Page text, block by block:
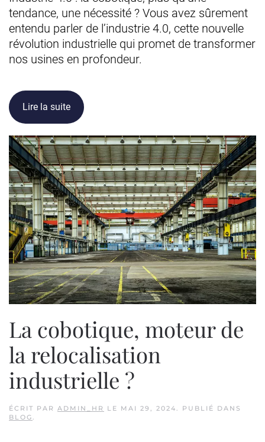
tendance, une nécessité ? Vous avez sûrement
entendu parler de l’industrie 4.0, cette nouvelle
révolution industrielle qui promet de transformer
nos usines en profondeur.
Lire la suite
La cobotique, moteur de
la relocalisation
industrielle ?
ÉCRIT PAR ADMIN_HR LE MAI 29, 2024. PUBLIÉ DANS
BLOG.